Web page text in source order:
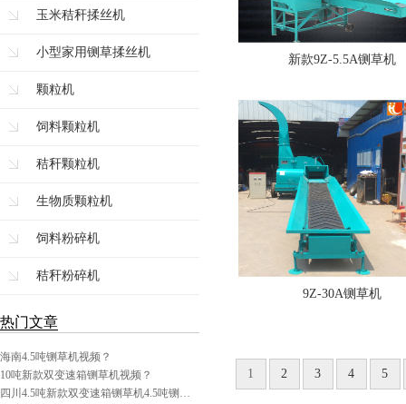
新款9Z-5.5A铡草机
9Z-30A铡草机
1 2 3 4 5
玉米秸秆揉丝机
小型家用铡草揉丝机
颗粒机
饲料颗粒机
秸秆颗粒机
生物质颗粒机
饲料粉碎机
秸秆粉碎机
热门文章
海南4.5吨铡草机视频？
10吨新款双变速箱铡草机视频？
四川4.5吨新款双变速箱铡草机4.5吨铡…